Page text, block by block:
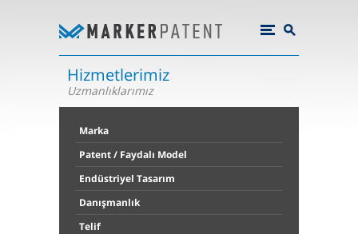
Hizmetlerimiz
Uzmanlıklarımız
Marka
Patent / Faydalı Model
Endüstriyel Tasarım
Danışmanlık
Telif